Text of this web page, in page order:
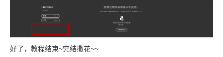
好了，教程结束~完结撒花~~